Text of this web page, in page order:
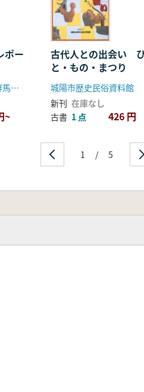
ポー
群馬県教育委員会 群馬県埋蔵文化財調査事業団
~
古代人との出会い
と・もの・まつり
城陽市歴史民俗資料館
新刊 在庫なし
古書 1 点 426 円
1 / 5